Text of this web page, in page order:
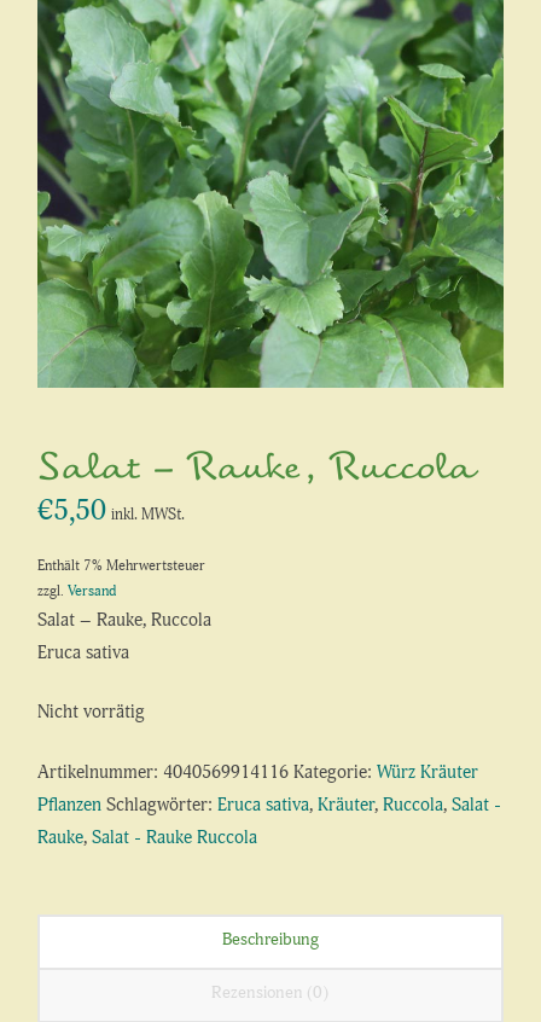
Salat – Rauke, Ruccola
€5,50 inkl. MWSt.
Enthält 7% Mehrwertsteuer
zzgl.Versand
Salat – Rauke, Ruccola
Eruca sativa
Nicht vorrätig
Artikelnummer:4040569914116 Kategorie:Würz Kräuter
Pflanzen Schlagwörter:Eruca sativa,Kräuter,Ruccola,Salat -
Rauke,Salat - Rauke Ruccola
Beschreibung
Rezensionen (0)